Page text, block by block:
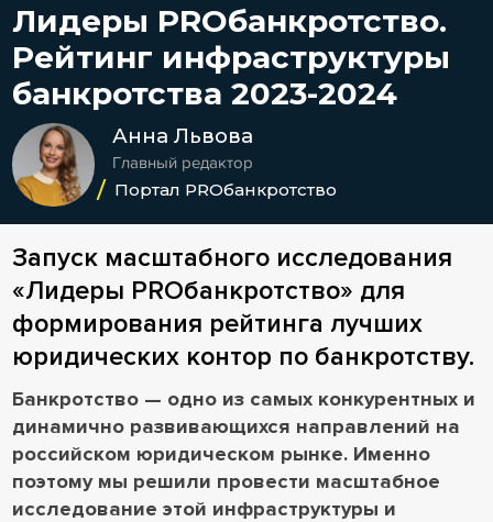
Лидеры PROбанкротство.
Рейтинг инфраструктуры
банкротства 2023-2024
Анна Львова
Главный редактор
Портал PROбанкротство
Запуск масштабного исследования
«Лидеры PROбанкротство» для
формирования рейтинга лучших
юридических контор по банкротству.
Банкротство — одно из самых конкурентных и
динамично развивающихся направлений на
российском юридическом рынке. Именно
поэтому мы решили провести масштабное
исследование этой инфраструктуры и